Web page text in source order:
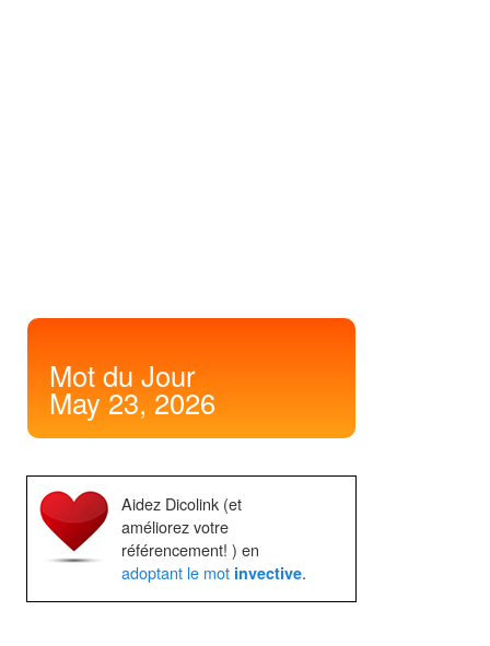
Motdu Jour
May 23, 2026
Aidez Dicolink (et
améliorez votre
référencement! ) en
adoptant le mot invective.